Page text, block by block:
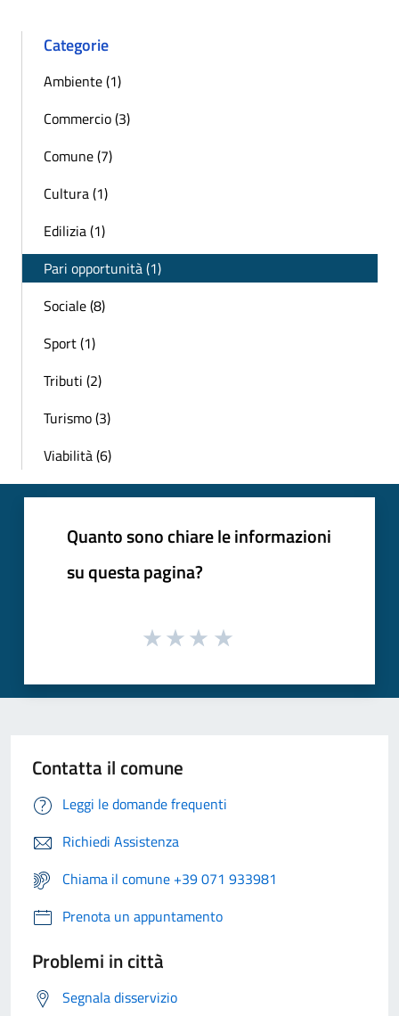
Categorie
Ambiente (1)
Commercio (3)
Comune (7)
Cultura (1)
Edilizia (1)
Pari opportunità (1)
Sociale (8)
Sport (1)
Tributi (2)
Turismo (3)
Viabilità (6)
Quanto sono chiare le informazioni
su questa pagina?
Contatta il comune
Leggi le domande frequenti
Richiedi Assistenza
Chiama il comune +39 071 933981
Prenota un appuntamento
Problemi in città
Segnala disservizio